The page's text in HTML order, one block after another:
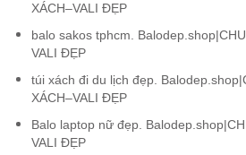
XÁCH–VALI ĐẸP
balo sakos tphcm.
VALI ĐẸP
túi xách đi du lịch đẹp.
XÁCH–VALI ĐẸP
Balo laptop nữ đẹp.
VALI ĐẸP